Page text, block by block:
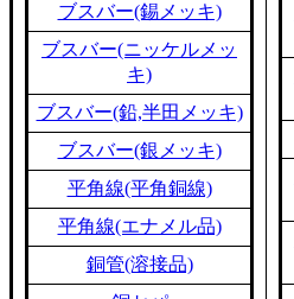
ブスバー(錫メッキ)
ブスバー(ニッケルメッ
キ)
ブスバー(鉛,半田メッキ)
ブスバー(銀メッキ)
平角線(平角銅線)
平角線(エナメル品)
銅管(溶接品)